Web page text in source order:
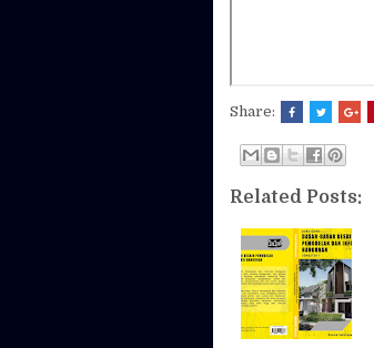
Share:
Related Posts: